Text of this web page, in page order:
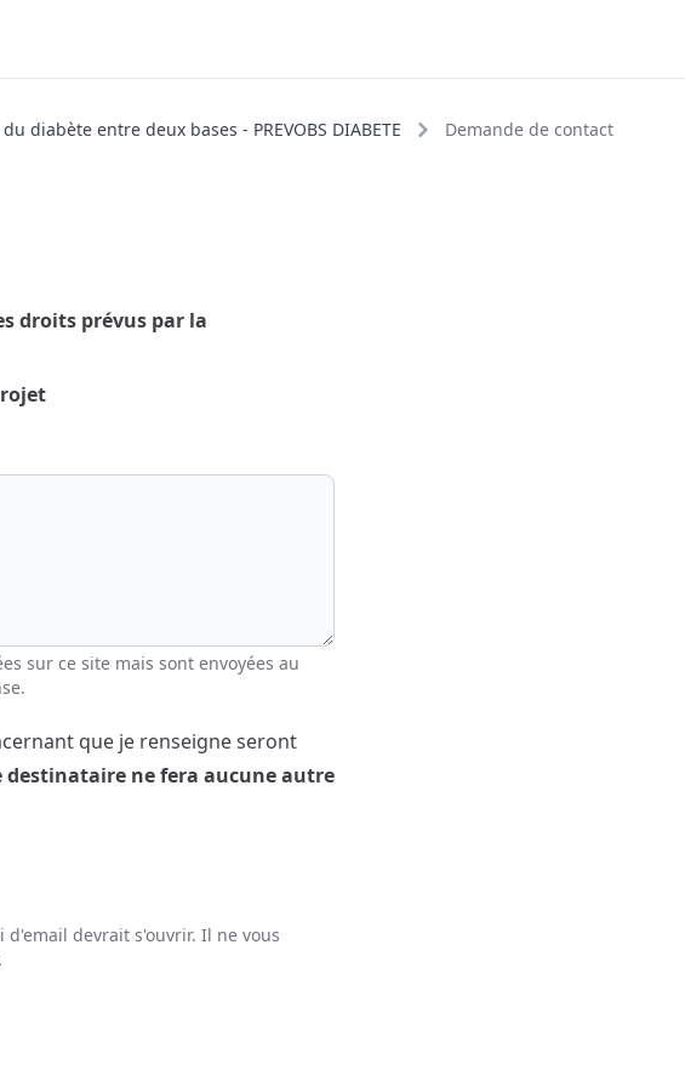
diabète entre deux bases - PREVOBS DIABETE Demande de contact
sur ce site mais sont envoyées au
que je renseigne seront
destinataire ne fera aucune autre
devrait s'ouvrir. Il ne vous